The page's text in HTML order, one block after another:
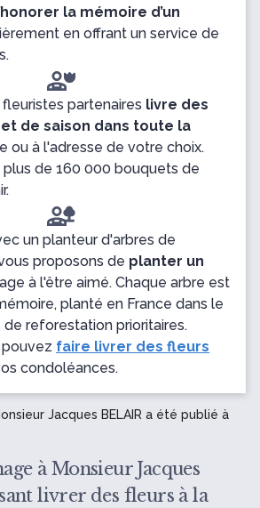
la mémoire d’un
en offrant un service de
partenaires livre des
de saison dans toute la
ou à l'adresse de votre choix.
plus de 160 000 bouquets de
un planteur d'arbres de
proposons de planter un
à l'être aimé. Chaque arbre est
planté en France dans le
reforestation prioritaires.
pouvez faire livrer des fleurs
condoléances.
Jacques BELAIR a été publié à
à Monsieur Jacques
livrer des fleurs à la